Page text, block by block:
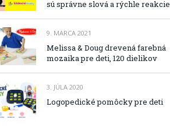
sú správne slová a rýchle reakcie
9. MARCA 2021
Melissa & Doug drevená farebná
mozaika pre deti, 120 dielikov
3. JÚLA 2020
Logopedické pomôcky pre deti